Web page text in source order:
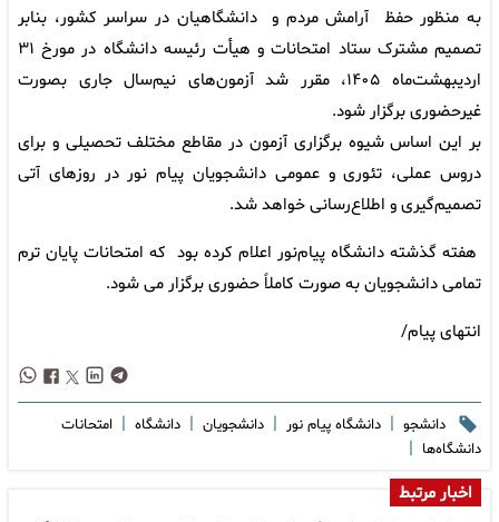
به منظور حفظ آرامش مردم و دانشگاهیان در سراسر کشور، بنابر
تصمیم مشترک ستاد امتحانات و هیأت رئیسه دانشگاه در مورخ ۳۱
اردیبهشت‌ماه ۱۴۰۵، مقرر شد آزمون‌های نیم‌سال جاری بصورت
غیرحضوری برگزار شود.
بر این اساس شیوه برگزاری آزمون در مقاطع مختلف تحصیلی و برای
دروس عملی، تئوری و عمومی دانشجویان پیام‌ نور در روزهای آتی
تصمیم‌گیری و اطلاع‌رسانی خواهد شد.
هفته گذشته دانشگاه پیام‌نور اعلام کرده بود که امتحانات پایان ترم
تمامی دانشجویان به صورت کاملاً حضوری برگزار می شود.
انتهای پیام/
دانشجو | دانشگاه پیام نور | دانشجویان | دانشگاه | امتحانات
دانشگاه‌ها |
اخبار مرتبط